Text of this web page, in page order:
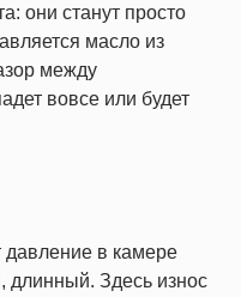
они станут просто
масло из
между
вовсе или будет
давление в камере
длинный. Здесь износ